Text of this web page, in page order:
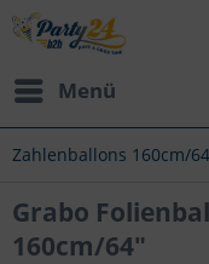
Menü
Zahlenballons 160cm/
Grabo
160cm/64"